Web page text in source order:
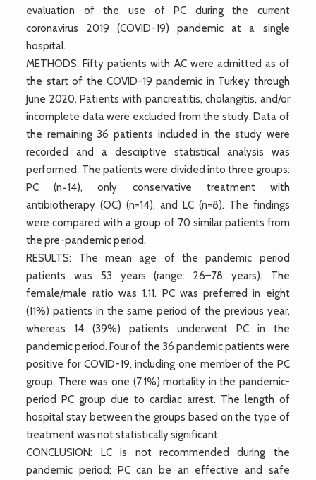
evaluation of the use of PC during the current
coronavirus 2019 (COVID-19) pandemic at a single
hospital.
METHODS: Fifty patients with AC were admitted as of
the start of the COVID-19 pandemic in Turkey through
June 2020. Patients with pancreatitis, cholangitis, and/or
incomplete data were excluded from the study. Data of
the remaining 36 patients included in the study were
recorded and a descriptive statistical analysis was
performed. The patients were divided into three groups:
PC (n=14), only conservative treatment with
antibiotherapy (OC) (n=14), and LC (n=8). The findings
were compared with a group of 70 similar patients from
the pre-pandemic period.
RESULTS: The mean age of the pandemic period
patients was 53 years (range: 26–78 years). The
female/male ratio was 1.11. PC was preferred in eight
(11%) patients in the same period of the previous year,
whereas 14 (39%) patients underwent PC in the
pandemic period. Four of the 36 pandemic patients were
positive for COVID-19, including one member of the PC
group. There was one (7.1%) mortality in the pandemic-
period PC group due to cardiac arrest. The length of
hospital stay between the groups based on the type of
treatment was not statistically significant.
CONCLUSION: LC is not recommended during the
pandemic period; PC can be an effective and safe